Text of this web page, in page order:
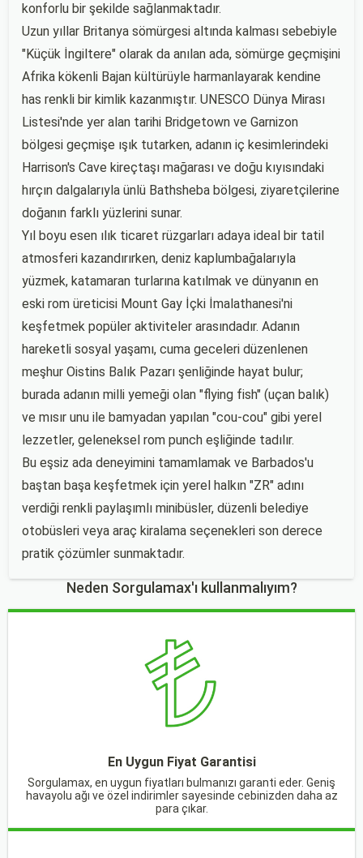
konforlu bir şekilde sağlanmaktadır.
Uzun yıllar Britanya sömürgesi altında kalması sebebiyle
"Küçük İngiltere" olarak da anılan ada, sömürge geçmişini
Afrika kökenli Bajan kültürüyle harmanlayarak kendine
has renkli bir kimlik kazanmıştır. UNESCO Dünya Mirası
Listesi'nde yer alan tarihi Bridgetown ve Garnizon
bölgesi geçmişe ışık tutarken, adanın iç kesimlerindeki
Harrison's Cave kireçtaşı mağarası ve doğu kıyısındaki
hırçın dalgalarıyla ünlü Bathsheba bölgesi, ziyaretçilerine
doğanın farklı yüzlerini sunar.
Yıl boyu esen ılık ticaret rüzgarları adaya ideal bir tatil
atmosferi kazandırırken, deniz kaplumbağalarıyla
yüzmek, katamaran turlarına katılmak ve dünyanın en
eski rom üreticisi Mount Gay İçki İmalathanesi'ni
keşfetmek popüler aktiviteler arasındadır. Adanın
hareketli sosyal yaşamı, cuma geceleri düzenlenen
meşhur Oistins Balık Pazarı şenliğinde hayat bulur;
burada adanın milli yemeği olan "flying fish" (uçan balık)
ve mısır unu ile bamyadan yapılan "cou-cou" gibi yerel
lezzetler, geleneksel rom punch eşliğinde tadılır.
Bu eşsiz ada deneyimini tamamlamak ve Barbados'u
baştan başa keşfetmek için yerel halkın "ZR" adını
verdiği renkli paylaşımlı minibüsler, düzenli belediye
otobüsleri veya araç kiralama seçenekleri son derece
pratik çözümler sunmaktadır.
Neden Sorgulamax'ı kullanmalıyım?
En Uygun Fiyat Garantisi
Sorgulamax, en uygun fiyatları bulmanızı garanti eder. Geniş
havayolu ağı ve özel indirimler sayesinde cebinizden daha az
para çıkar.